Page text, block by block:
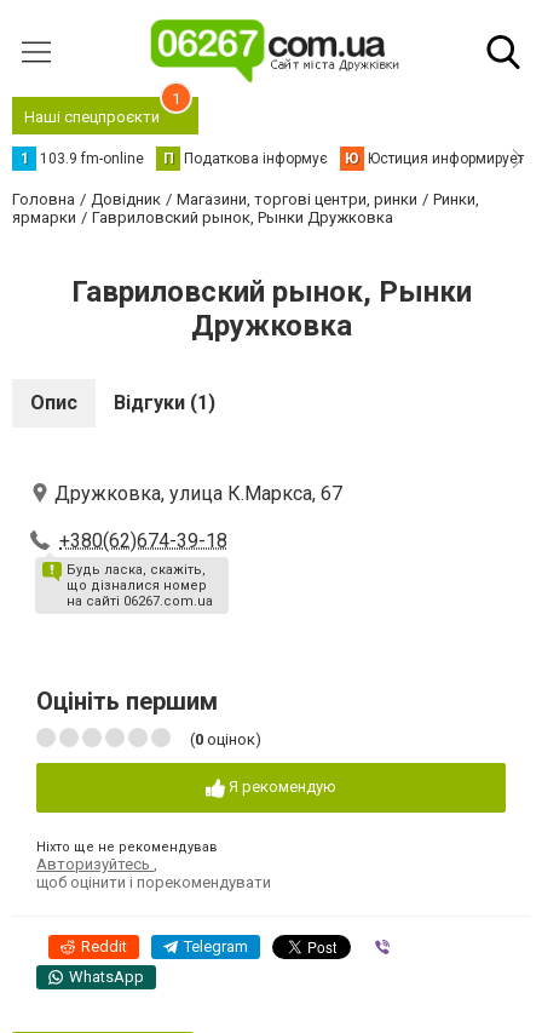
Наші спецпроєкти
1
1 103.9 fm-online П Податкова інформує Ю Юстиция информирует
Головна Довідник Магазини, торгові центри, ринки
Ринки,
ярмарки
Гавриловский рынок, Рынки Дружковка
Гавриловский рынок, Рынки
Дружковка
Опис Відгуки (1)
Дружковка, улица К.Маркса, 67
+380(62)674-39-18
Будь ласка, скажіть,
що дізналися номер
на сайті 06267.com.ua
Оцініть першим
(0 оцінок)
Я рекомендую
Ніхто ще не рекомендував
Авторизуйтесь
щоб оцінити і порекомендувати
Reddit Telegram
WhatsApp